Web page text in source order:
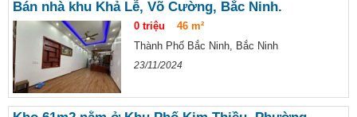
Bán nhà khu Khả Lễ, Võ Cường, Bắc Ninh.
0 triệu
46 m²
Thành Phố Bắc Ninh, Bắc Ninh
23/11/2024